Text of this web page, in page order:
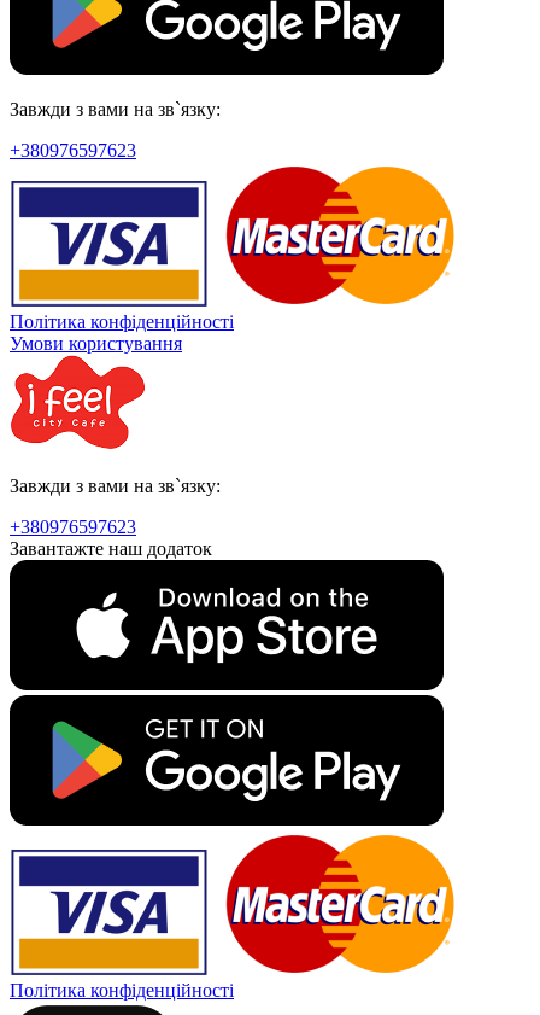
Завжди з вами на зв`язку:
+380976597623
Політика конфіденційності
Умови користування
Завжди з вами на зв`язку:
+380976597623
Завантажте наш додаток
Політика конфіденційності